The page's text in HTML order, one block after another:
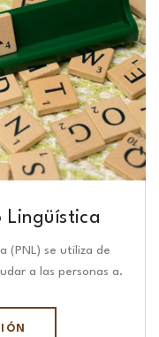
Lingüística​
(PNL) se utiliza de
a las personas a.